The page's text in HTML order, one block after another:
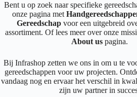
Bent u op zoek naar specifieke
onze pagina met
Gereedschapvoor een uitgebreid
assortiment. Of lees meer over onze
About us pagina.
Bij Infrashop zetten we ons in om u te
gereedschappen voor uw projecten.
vandaag nog en ervaar het verschil in
zijn uw partner in